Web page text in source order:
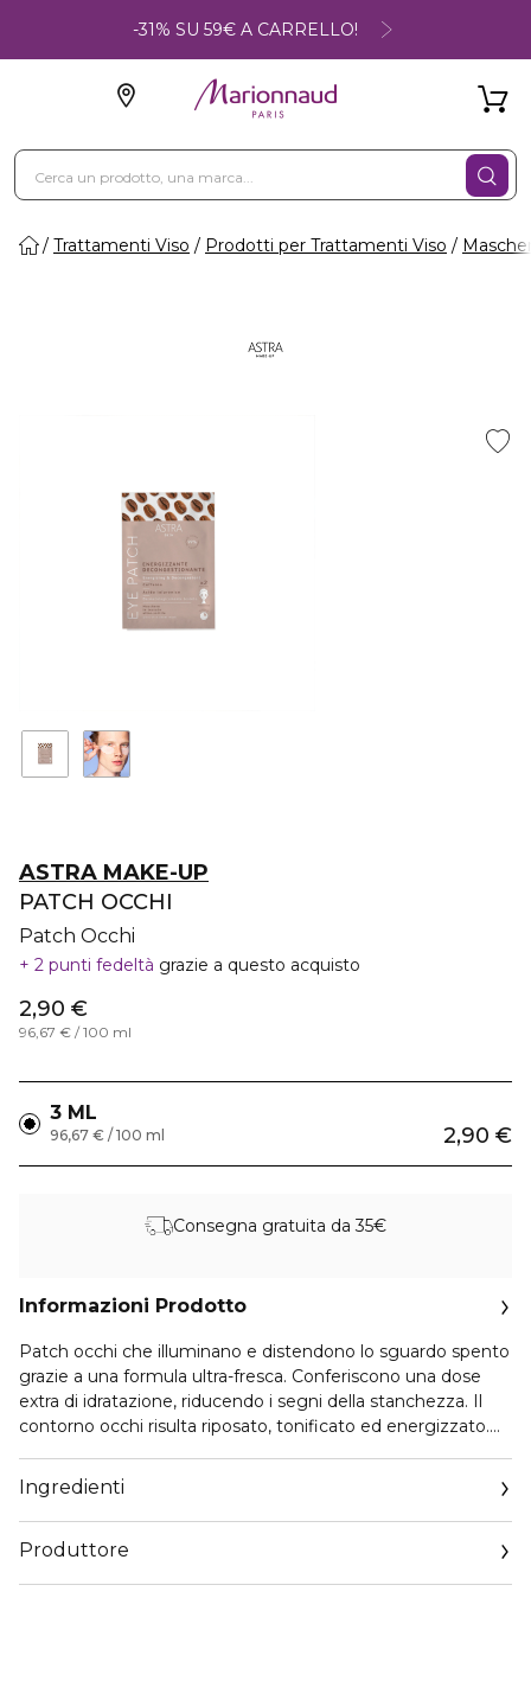
-31% SU 59€ A CARRELLO!
Trattamenti Viso Prodotti per Trattamenti Viso
ASTRA MAKE-UP
PATCH OCCHI
Patch Occhi
2 punti fedeltà grazie a questo acquisto
2,90 €
96,67 € / 100 ml
3 ML
2,90 €
96,67 € / 100 ml
Consegna gratuita da 35€
Informazioni Prodotto
Patch occhi che illuminano e distendono lo sguardo spento
grazie a una formula ultra-fresca. Conferiscono una dose
extra di idratazione, riducendo i segni della stanchezza. Il
contorno occhi risulta riposato, tonificato ed energizzato.
- Caffeina drena gli accumuli su borse e occhiaie grazie alla
sua attività sul microcircolo
- Acido Ialuronico favorisce l’elasticità e la tonicità della pelle
grazie alle sue straordinarie proprietà idratanti
Ingredienti
Produttore